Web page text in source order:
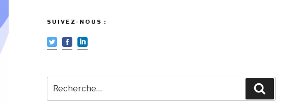
SUIVEZ-NOUS :
pour
: